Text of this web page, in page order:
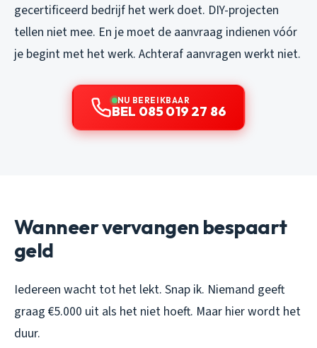
gecertificeerd bedrijf het werk doet. DIY-projecten
tellen niet mee. En je moet de aanvraag indienen vóór
je begint met het werk. Achteraf aanvragen werkt niet.
NU BEREIKBAAR
BEL 085 019 27 86
Wanneer vervangen bespaart
geld
Iedereen wacht tot het lekt. Snap ik. Niemand geeft
graag €5.000 uit als het niet hoeft. Maar hier wordt het
duur.